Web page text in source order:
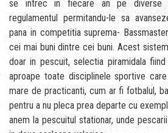
se intrec in fiecare an pe diverse
regulamentul permitandu-le sa
pana in competitia suprema-
cei mai buni dintre cei buni. Acest
doar in pescuit, selectia piramidala
aproape toate disciplinele sportive
mare de practicanti, cum ar fi fotbalul,
pentru a nu pleca prea departe cu
anem la pescuitul stationar, unde